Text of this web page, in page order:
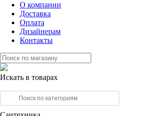
О компании
Доставка
Оплата
Дизайнерам
Контакты
Искать в товарах